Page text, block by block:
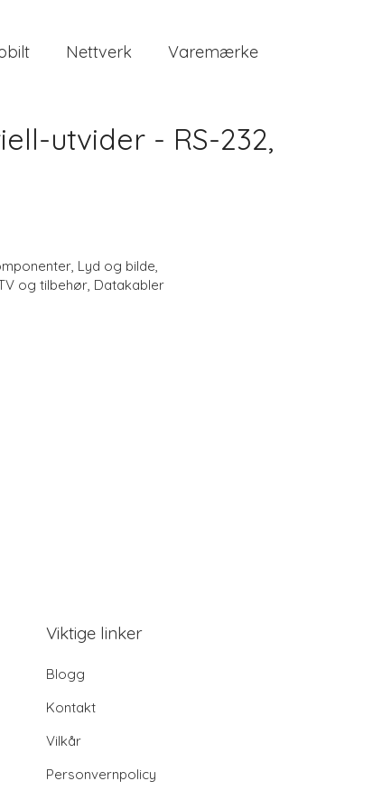
Nettverk Varemærke
utvider - RS-232,
, Lyd og bilde,
og tilbehør, Datakabler
Viktige linker
Blogg
Kontakt
Vilkår
Personvernpolicy